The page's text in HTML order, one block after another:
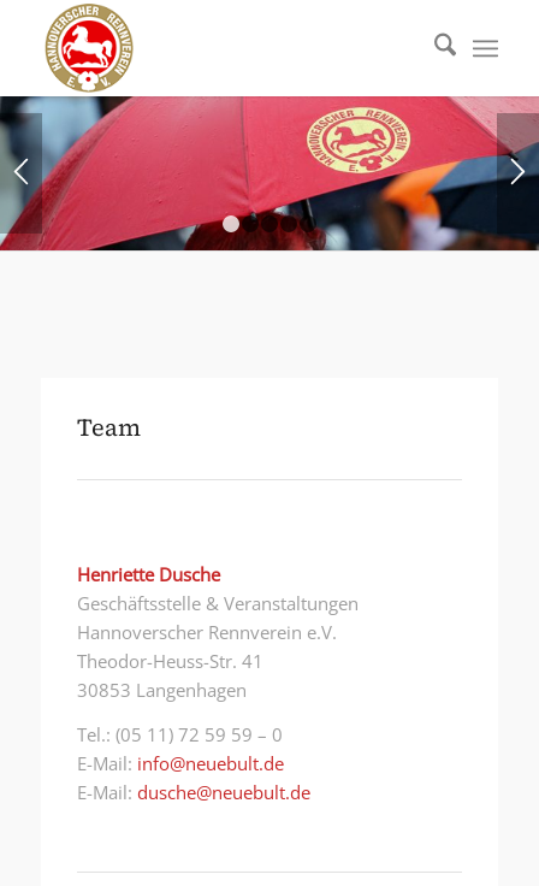
2 3 4 5
Team
Henriette Dusche
Geschäftsstelle & Veranstaltungen
Hannoverscher Rennverein e.V.
Theodor-Heuss-Str. 41
30853 Langenhagen
Tel.: (05 11) 72 59 59 – 0
E-Mail: info@neuebult.de
E-Mail: dusche@neuebult.de